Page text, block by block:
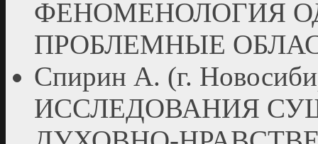
ФЕНОМЕНОЛОГИЯ
ПРОБЛЕМНЫЕ
Спирин А. (г.
ИССЛЕДОВАНИЯ